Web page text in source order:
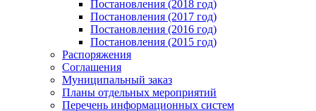
Постановления (2018 год)
Постановления (2017 год)
Постановления (2016 год)
Постановления (2015 год)
Распоряжения
Соглашения
Муниципальный заказ
Планы отдельных мероприятий
Перечень информационных систем